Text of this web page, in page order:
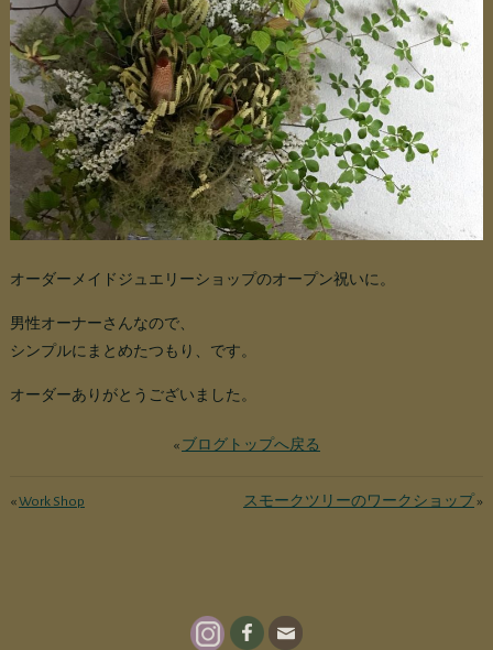
オーダーメイドジュエリーショップのオープン祝いに。
男性オーナーさんなので、
シンプルにまとめたつもり、です。
オーダーありがとうございました。
« ブログトップへ戻る
«Work Shop スモークツリーのワークショップ»